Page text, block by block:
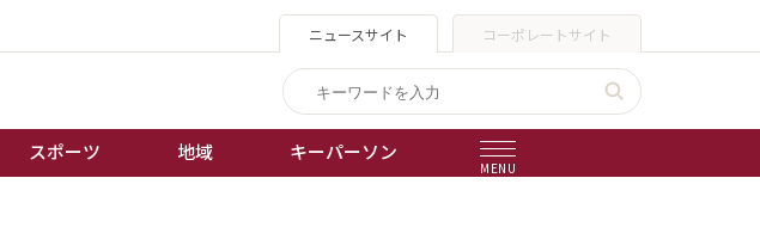
ニュースサイト コーポレートサイト
スポーツ 地域 キーパーソン
MENU